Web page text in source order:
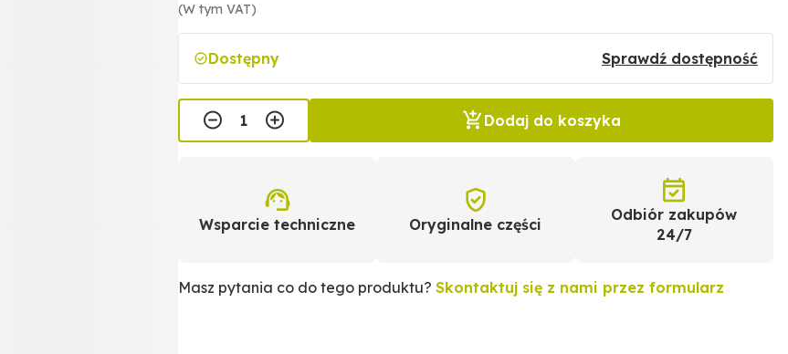
(W tym VAT)
Dostępny Sprawdź dostępność
Dodaj do koszyka
Wsparcie techniczne Oryginalne części
Odbiór zakupów
24/7
Masz pytania co do tego produktu? Skontaktuj się z nami przez formularz